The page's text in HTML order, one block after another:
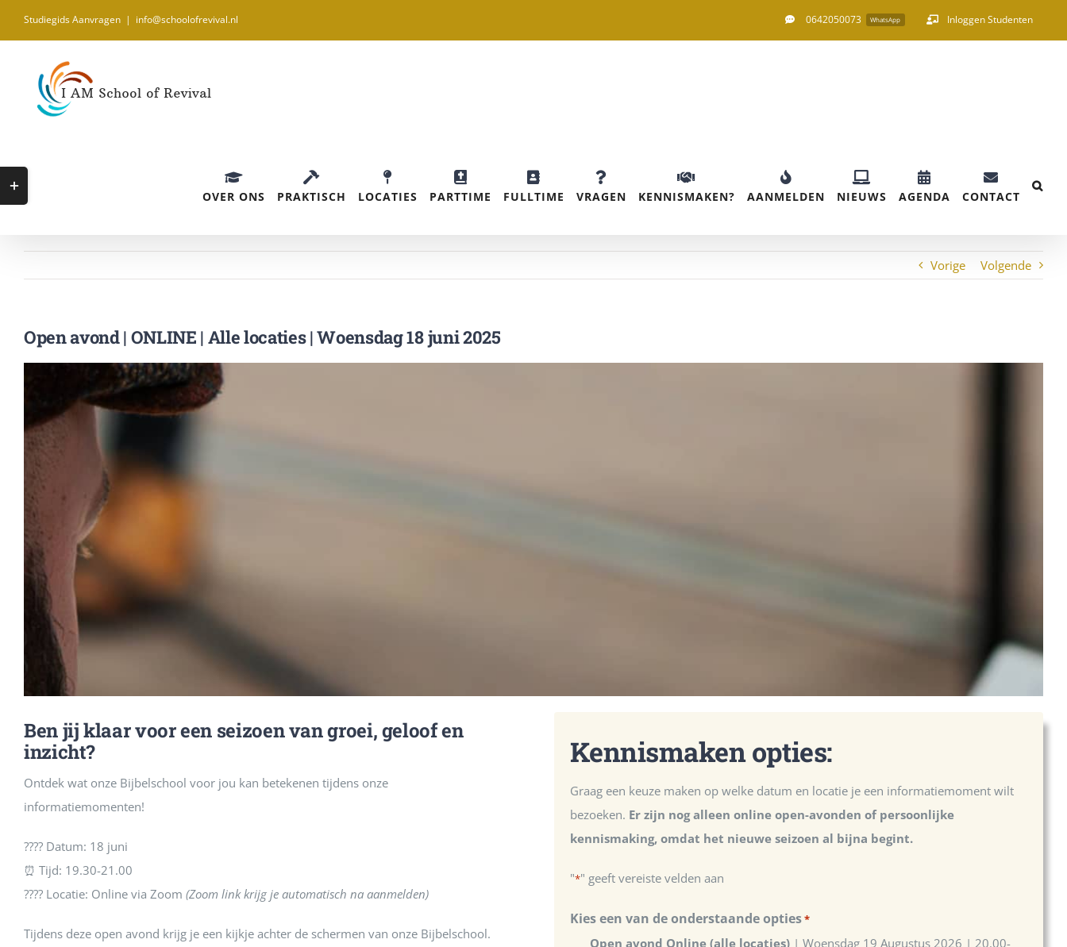
Studiegids Aanvragen | info@schoolofrevival.nl 0642050073 WhatsApp Inloggen Studenten
OVER ONS PRAKTISCH LOCATIES PARTTIME FULLTIME VRAGEN KENNISMAKEN? AANMELDEN NIEUWS AGENDA CONTACT
Vorige Volgende
Open avond | ONLINE | Alle locaties | Woensdag 18 juni 2025
Ben jij klaar voor een seizoen van groei, geloof en
inzicht?
Ontdek wat onze Bijbelschool voor jou kan betekenen tijdens onze
informatiemomenten!
???? Datum: 18 juni
⏰ Tijd: 19.30-21.00
???? Locatie: Online via Zoom (Zoom link krijg je automatisch na aanmelden)
Tijdens deze open avond krijg je een kijkje achter de schermen van onze Bijbelschool.
Kennismaken opties:
Graag een keuze maken op welke datum en locatie je een informatiemoment wilt
bezoeken. Er zijn nog alleen online open-avonden of persoonlijke
kennismaking, omdat het nieuwe seizoen al bijna begint.
"*" geeft vereiste velden aan
Kies een van de onderstaande opties*
Open avond Online(alle locaties)| Woensdag 19 Augustus 2026 | 20.00-
Toggle
Sliding